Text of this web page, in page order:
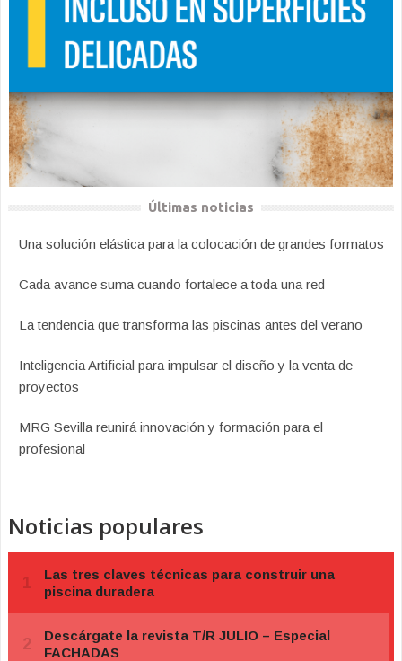
Últimas noticias
Una solución elástica para la colocación de grandes formatos
Cada avance suma cuando fortalece a toda una red
La tendencia que transforma las piscinas antes del verano
Inteligencia Artificial para impulsar el diseño y la venta de
proyectos
MRG Sevilla reunirá innovación y formación para el
profesional
Noticias populares